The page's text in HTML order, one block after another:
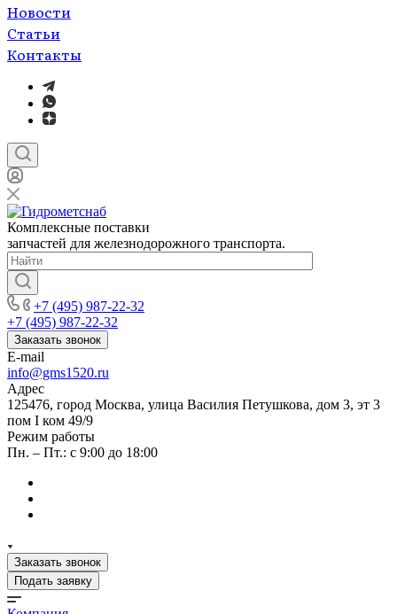
Новости
Статьи
Контакты
Комплексные поставки
запчастей для железнодорожного транспорта.
+7 (495) 987-22-32
+7 (495) 987-22-32
Заказать звонок
E-mail
info@gms1520.ru
Адрес
125476, город Москва, улица Василия Петушкова, дом 3, эт 3
пом I ком 49/9
Режим работы
Пн. – Пт.: с 9:00 до 18:00
Заказать звонок
Подать заявку